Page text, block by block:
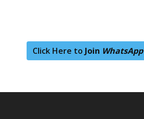
Click Here to Join WhatsApp